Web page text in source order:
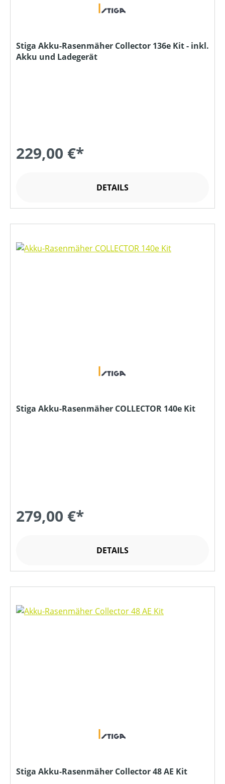
Stiga Akku-Rasenmäher Collector 136e Kit - inkl.
Akku und Ladegerät
229,00 €*
DETAILS
Stiga Akku-Rasenmäher COLLECTOR 140e Kit
279,00 €*
DETAILS
Stiga Akku-Rasenmäher Collector 48 AE Kit